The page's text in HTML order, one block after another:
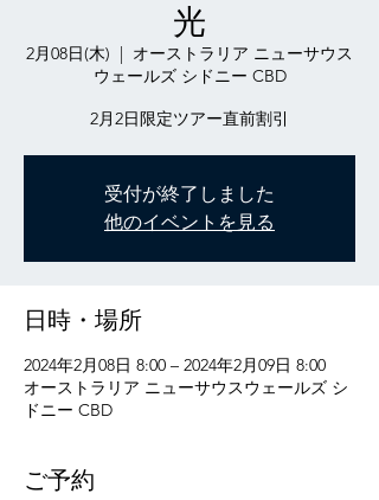
光
2月08日(木)
  |
オーストラリア ニューサウス
ウェールズ シドニー CBD
受付が終了しました
他のイベントを見る
日時・場所
2024年2月08日 8:00 – 2024年2月09日 8:00
オーストラリア ニューサウスウェールズ シ
ドニー CBD
ご予約